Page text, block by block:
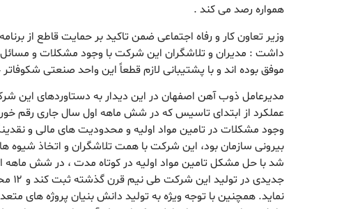
همواره رصد می کند .
وزیر تعاون کار و رفاه اجتماعی ضمن تاکید بر حمایت قاطع از
داشت : مدیران و تلاشگران این شرکت با وجود مشکلات و مسائل
موفق بوده اند و با پشتیبانی لازم قطعاً این واحد صنعتی
مدیرعامل ذوب آهن اصفهان در این دیدار به دستاوردهای این
عملکرد از ابتدای تاسیس که در شش ماهه اول سال جاری رقم
وجود مشکلات در تامین مواد اولیه و محدودیت های مالی و
بیرونی سازمان بود، این شرکت با همت تلاشگران و اتخاذ شیوه
شد با حل مشکل تامین مواد اولیه در کوتاه مدت ، در شش ماهه
نماید. همچنین با توجه ویژه به تولید دانش بنیان پروژه های